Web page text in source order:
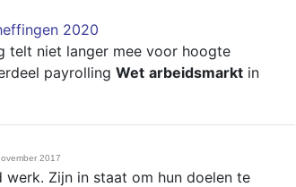
2020
telt niet langer mee voor hoogte
payrolling Wet arbeidsmarkt in
2017
werk. Zijn in staat om hun doelen te